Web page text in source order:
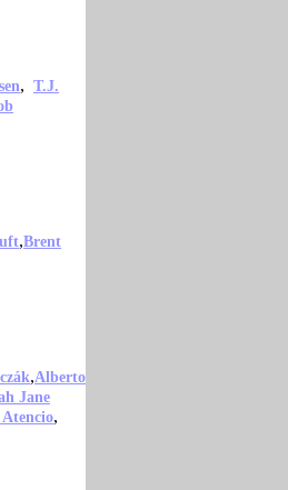
, T.J.
,Brent
,Alberto
Jane
Atencio,